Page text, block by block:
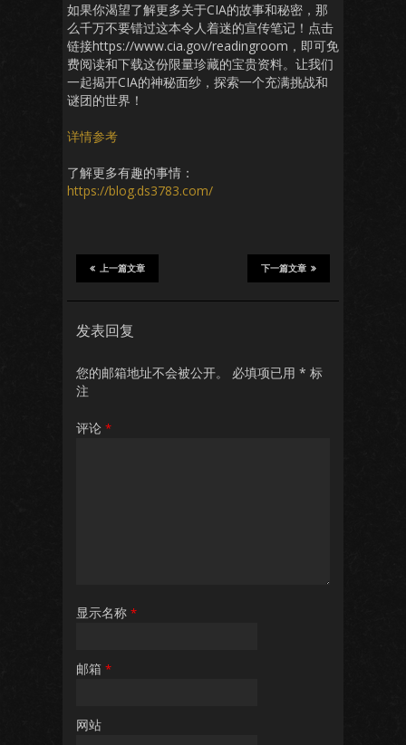
如果你渴望了解更多关于CIA的故事和秘密，那
么千万不要错过这本令人着迷的宣传笔记！点击
链接https://www.cia.gov/readingroom，即可免
费阅读和下载这份限量珍藏的宝贵资料。让我们
一起揭开CIA的神秘面纱，探索一个充满挑战和
谜团的世界！
详情参考
了解更多有趣的事情：
https://blog.ds3783.com/
下一篇文章
上一篇文章
发表回复
您的邮箱地址不会被公开。 必填项已用 * 标
注
评论 *
显示名称 *
邮箱 *
网站